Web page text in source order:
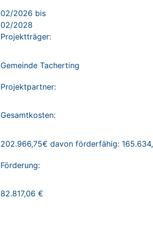
02/2026 bis
02/2028
Projektträger:
Gemeinde Tacherting
Projektpartner:
Gesamtkosten:
202.966,75€ davon förderfähig:
Förderung:
82.817,06 €